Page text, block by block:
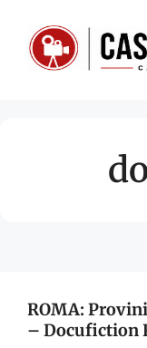
contenuto
ROMA:
– Docufiction